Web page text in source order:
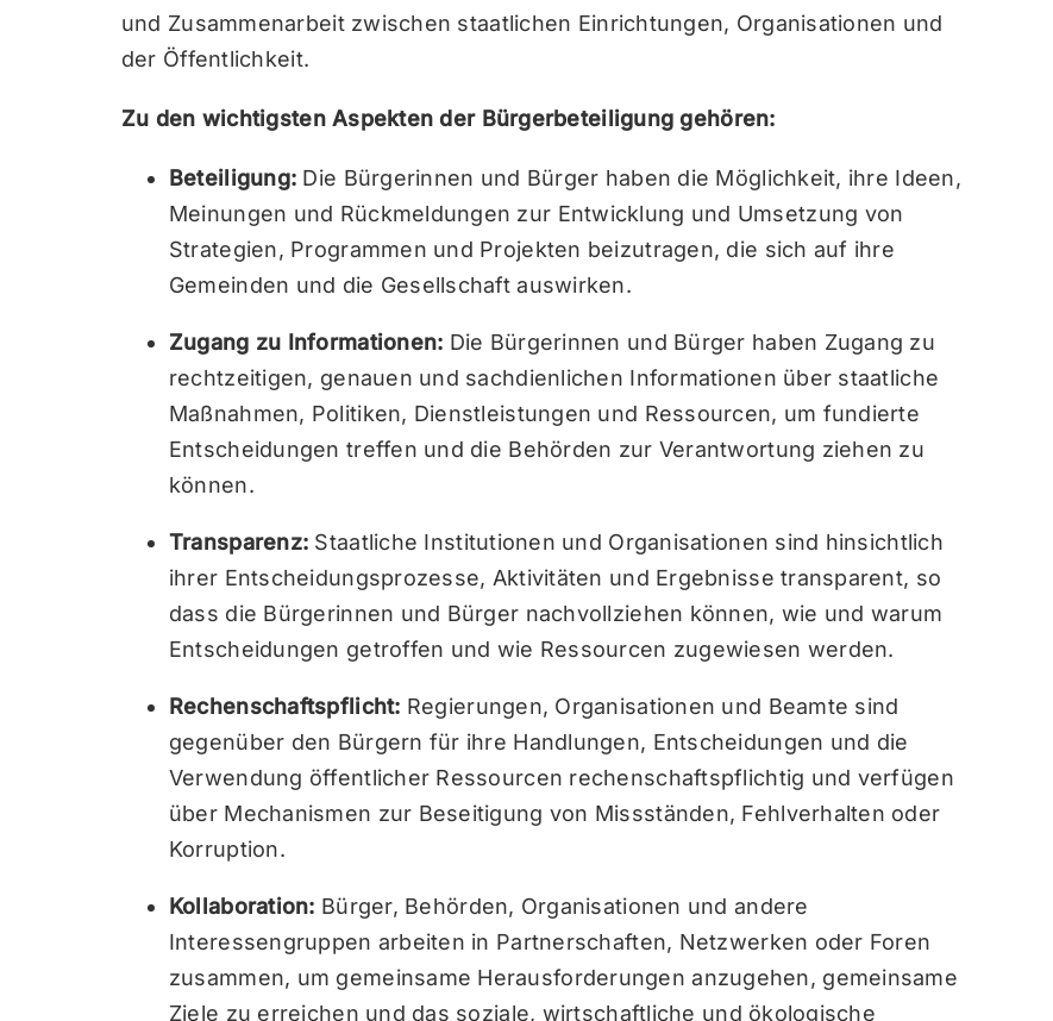
und Zusammenarbeit zwischen staatlichen Einrichtungen, Organisationen und
der Öffentlichkeit.
Zu den wichtigsten Aspekten der Bürgerbeteiligung gehören:
Beteiligung: Die Bürgerinnen und Bürger haben die Möglichkeit, ihre Ideen,
Meinungen und Rückmeldungen zur Entwicklung und Umsetzung von
Strategien, Programmen und Projekten beizutragen, die sich auf ihre
Gemeinden und die Gesellschaft auswirken.
Zugang zu Informationen: Die Bürgerinnen und Bürger haben Zugang zu
rechtzeitigen, genauen und sachdienlichen Informationen über staatliche
Maßnahmen, Politiken, Dienstleistungen und Ressourcen, um fundierte
Entscheidungen treffen und die Behörden zur Verantwortung ziehen zu
können.
Transparenz: Staatliche Institutionen und Organisationen sind hinsichtlich
ihrer Entscheidungsprozesse, Aktivitäten und Ergebnisse transparent, so
dass die Bürgerinnen und Bürger nachvollziehen können, wie und warum
Entscheidungen getroffen und wie Ressourcen zugewiesen werden.
Rechenschaftspflicht: Regierungen, Organisationen und Beamte sind
gegenüber den Bürgern für ihre Handlungen, Entscheidungen und die
Verwendung öffentlicher Ressourcen rechenschaftspflichtig und verfügen
über Mechanismen zur Beseitigung von Missständen, Fehlverhalten oder
Korruption.
Kollaboration: Bürger, Behörden, Organisationen und andere
Interessengruppen arbeiten in Partnerschaften, Netzwerken oder Foren
zusammen, um gemeinsame Herausforderungen anzugehen, gemeinsame
Ziele zu erreichen und das soziale, wirtschaftliche und ökologische